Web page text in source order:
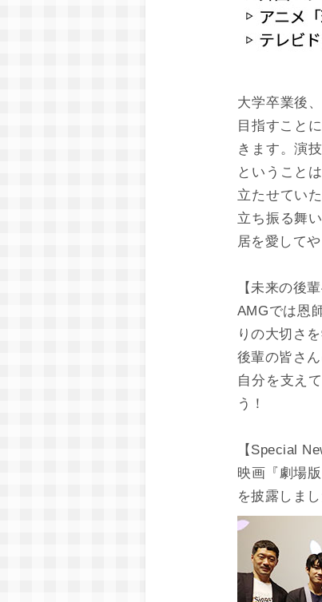
大学卒業後
目指すこと
きます。演
ということ
立たせてい
立ち振る舞
居を愛して
【未来の後輩
AMGでは恩
りの大切さ
後輩の皆さ
自分を支え
う！
【Special
映画『劇場
を披露しまし